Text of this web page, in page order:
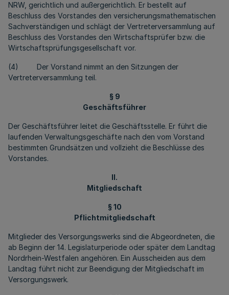
NRW, gerichtlich und außergerichtlich. Er bestellt auf
Beschluss des Vorstandes den versicherungsmathematischen
Sachverständigen und schlägt der Vertreterversammlung auf
Beschluss des Vorstandes den Wirtschaftsprüfer bzw. die
Wirtschaftsprüfungsgesellschaft vor.
(4) Der Vorstand nimmt an den Sitzungen der
Vertreterversammlung teil.
§ 9
Geschäftsführer
Der Geschäftsführer leitet die Geschäftsstelle. Er führt die
laufenden Verwaltungsgeschäfte nach den vom Vorstand
bestimmten Grundsätzen und vollzieht die Beschlüsse des
Vorstandes.
II.
Mitgliedschaft
§ 10
Pflichtmitgliedschaft
Mitglieder des Versorgungswerks sind die Abgeordneten, die
ab Beginn der 14. Legislaturperiode oder später dem Landtag
Nordrhein-Westfalen angehören. Ein Ausscheiden aus dem
Landtag führt nicht zur Beendigung der Mitgliedschaft im
Versorgungswerk.